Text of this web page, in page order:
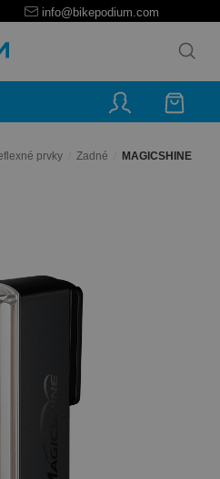
info@bikepodium.com
prvky Zadné
MAGICSHINE